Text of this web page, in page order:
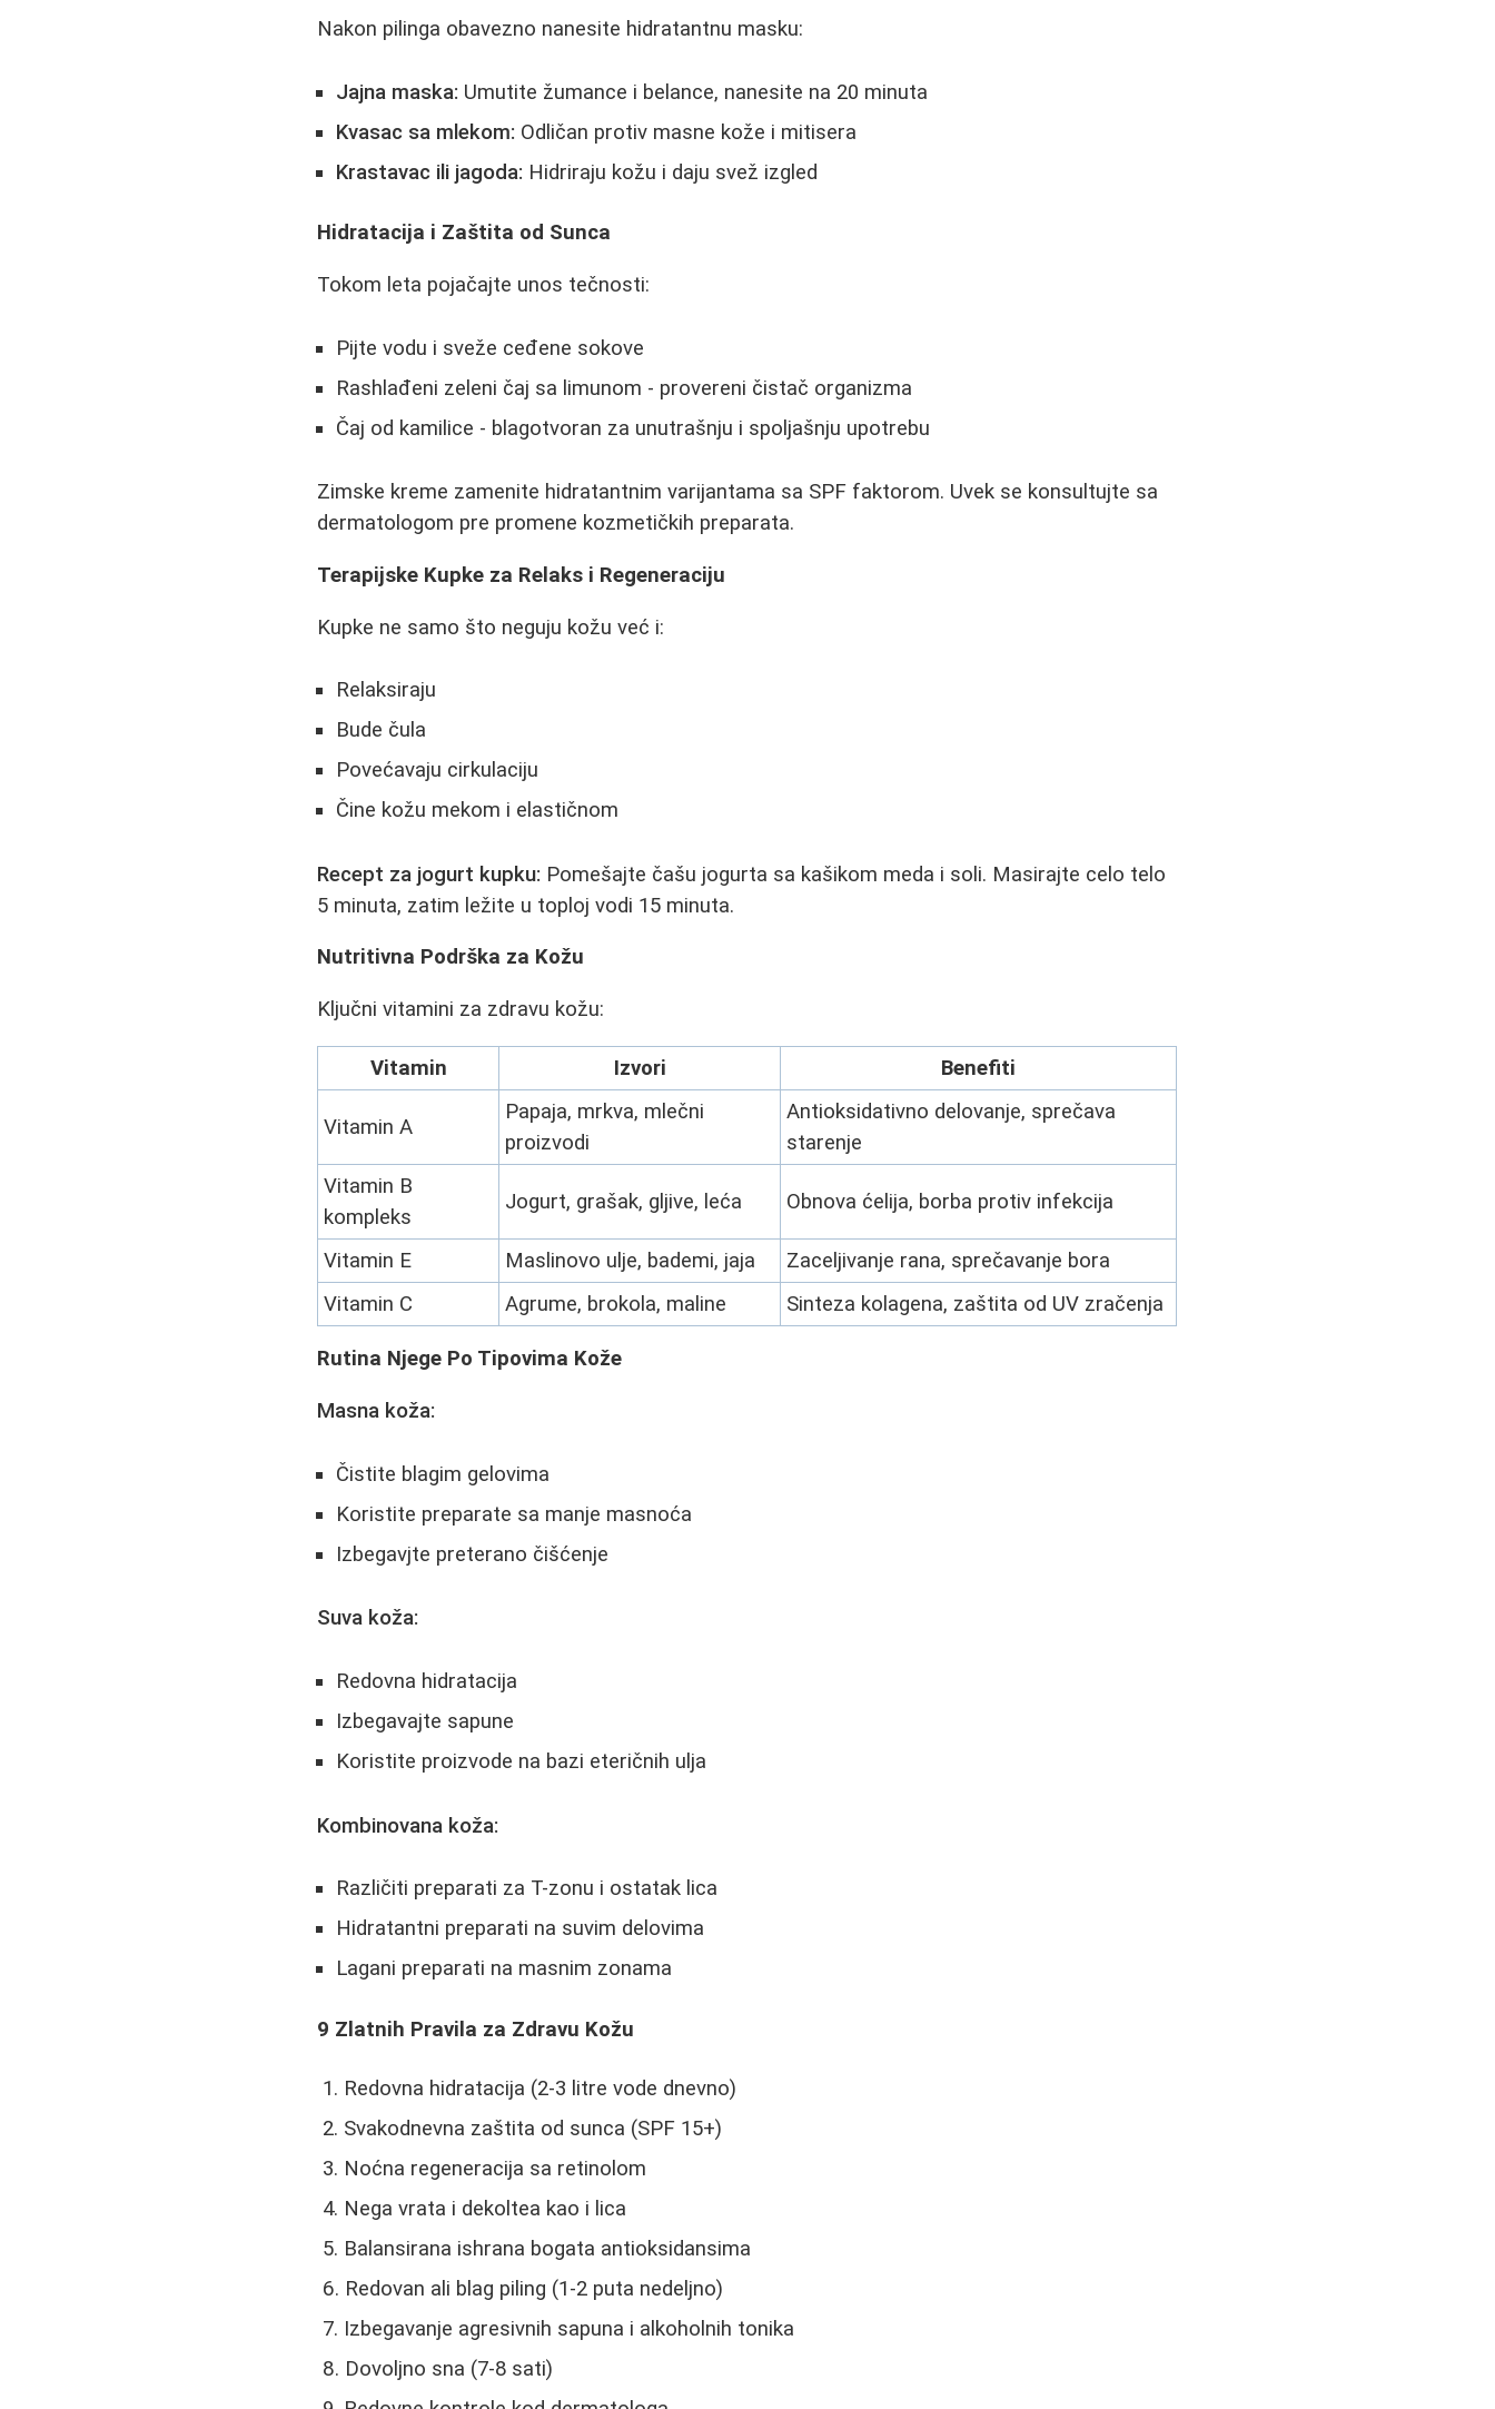
Nakon pilinga obavezno nanesite hidratantnu masku:
Jajna maska: Umutite žumance i belance, nanesite na 20 minuta
Kvasac sa mlekom: Odličan protiv masne kože i mitisera
Krastavac ili jagoda: Hidriraju kožu i daju svež izgled
Hidratacija i Zaštita od Sunca
Tokom leta pojačajte unos tečnosti:
Pijte vodu i sveže ceđene sokove
Rashlađeni zeleni čaj sa limunom - provereni čistač organizma
Čaj od kamilice - blagotvoran za unutrašnju i spoljašnju upotrebu
Zimske kreme zamenite hidratantnim varijantama sa SPF faktorom. Uvek se konsultujte sa
dermatologom pre promene kozmetičkih preparata.
Terapijske Kupke za Relaks i Regeneraciju
Kupke ne samo što neguju kožu već i:
Relaksiraju
Bude čula
Povećavaju cirkulaciju
Čine kožu mekom i elastičnom
Recept za jogurt kupku: Pomešajte čašu jogurta sa kašikom meda i soli. Masirajte celo telo
5 minuta, zatim ležite u toploj vodi 15 minuta.
Nutritivna Podrška za Kožu
Ključni vitamini za zdravu kožu:
Vitamin Izvori Benefiti
Vitamin A
Papaja, mrkva, mlečni
proizvodi
Antioksidativno delovanje, sprečava
starenje
Vitamin B
kompleks
Jogurt, grašak, gljive, leća Obnova ćelija, borba protiv infekcija
Vitamin E Maslinovo ulje, bademi, jaja
Zaceljivanje rana, sprečavanje bora
Vitamin C
Agrume, brokola, maline Sinteza kolagena, zaštita od UV zračenja
Rutina Njege Po Tipovima Kože
Masna koža:
Čistite blagim gelovima
Koristite preparate sa manje masnoća
Izbegavjte preterano čišćenje
Suva koža:
Redovna hidratacija
Izbegavajte sapune
Koristite proizvode na bazi eteričnih ulja
Kombinovana koža:
Različiti preparati za T-zonu i ostatak lica
Hidratantni preparati na suvim delovima
Lagani preparati na masnim zonama
9 Zlatnih Pravila za Zdravu Kožu
Redovna hidratacija (2-3 litre vode dnevno)
Svakodnevna zaštita od sunca (SPF 15+)
Noćna regeneracija sa retinolom
Nega vrata i dekoltea kao i lica
Balansirana ishrana bogata antioksidansima
Redovan ali blag piling (1-2 puta nedeljno)
Izbegavanje agresivnih sapuna i alkoholnih tonika
Dovoljno sna (7-8 sati)